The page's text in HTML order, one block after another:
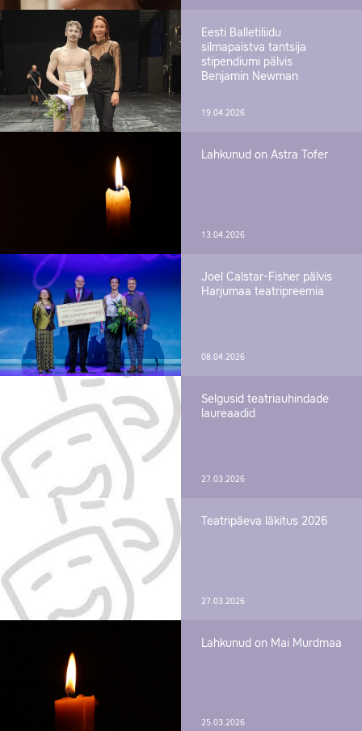
Eesti Balletiliidu
silmapaistva tantsija
stipendiumi pälvis
Benjamin Newman
19.04.2026
Lahkunud on Astra Tofer
13.04.2026
Joel Calstar-Fisher pälvis
Harjumaa teatripreemia
08.04.2026
Selgusid teatriauhindade
laureaadid
27.03.2026
Teatripäeva läkitus 2026
27.03.2026
Lahkunud on Mai Murdmaa
25.03.2026